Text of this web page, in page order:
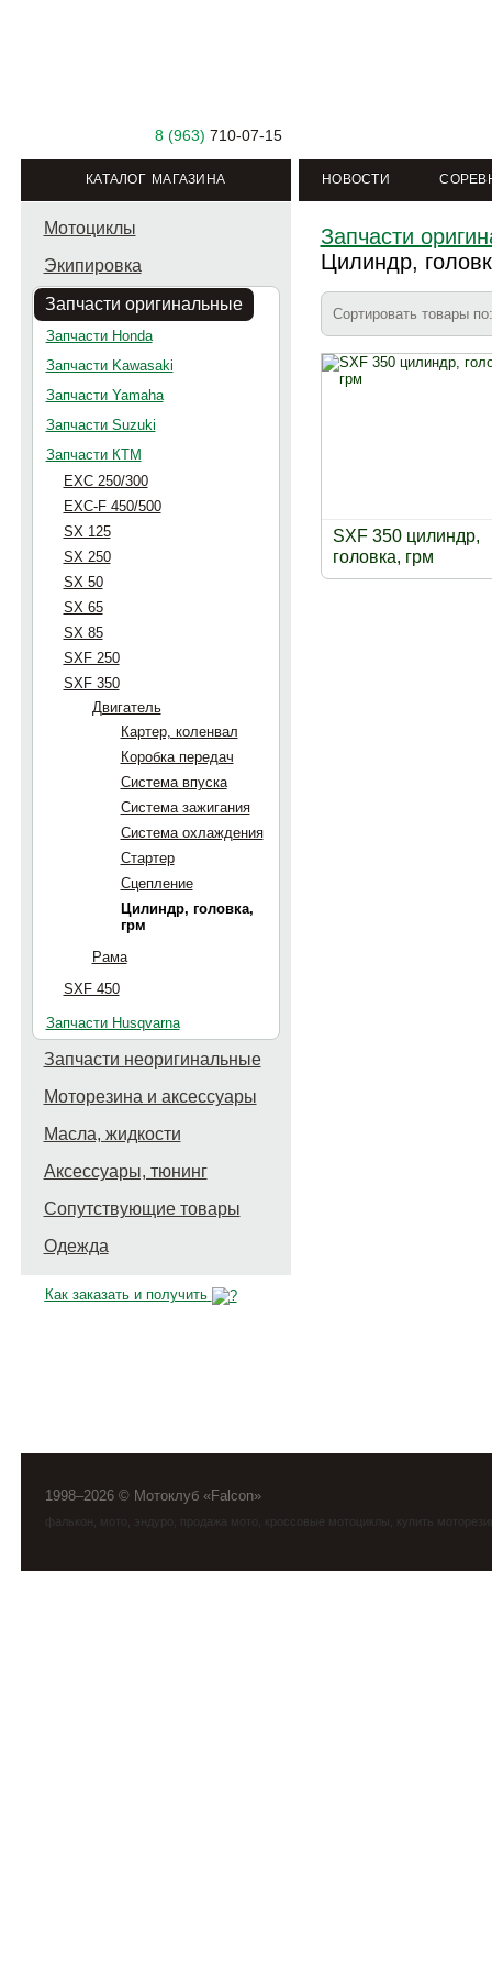
8 (963) 710-07-15
КАТАЛОГ МАГАЗИНА НОВОСТИ
Мотоциклы
Экипировка
Запчасти оригинальные
Запчасти Honda
Запчасти Kawasaki
Запчасти Yamaha
Запчасти Suzuki
Запчасти КТМ
EXC 250/300
EXC-F 450/500
SX 125
SX 250
SX 50
SX 65
SX 85
SXF 250
SXF 350
Двигатель
Картер, коленвал
Коробка передач
Система впуска
Система зажигания
Система охлаждения
Стартер
Сцепление
Цилиндр, головка,
грм
Рама
SXF 450
Запчасти Husqvarna
Запчасти неоригинальные
Моторезина и аксессуары
Масла, жидкости
Аксессуары, тюнинг
Сопутствующие товары
Одежда
Как заказать и получить
Запчасти
Цилиндр,
Сортировать товары
SXF 350 цилиндр,
головка, грм
1998–2026 © Мотоклуб «Falcon»
фалькон мото эндуро , продажа мото, кроссовые мотоциклы, купить